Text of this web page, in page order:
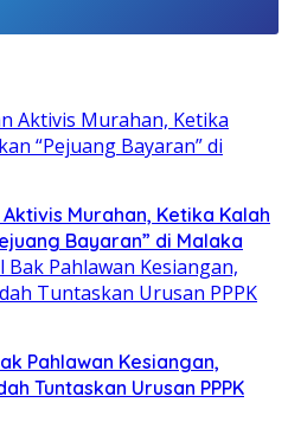
Murahan, Ketika Kalah
Bayaran” di Malaka
Pahlawan Kesiangan,
Tuntaskan Urusan PPPK